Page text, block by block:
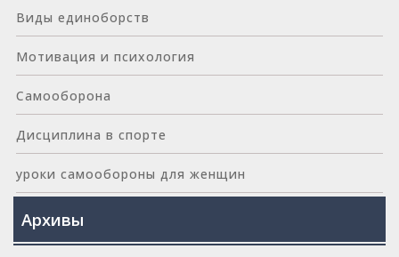
Виды единоборств
Мотивация и психология
Самооборона
Дисциплина в спорте
уроки самообороны для женщин
Архивы